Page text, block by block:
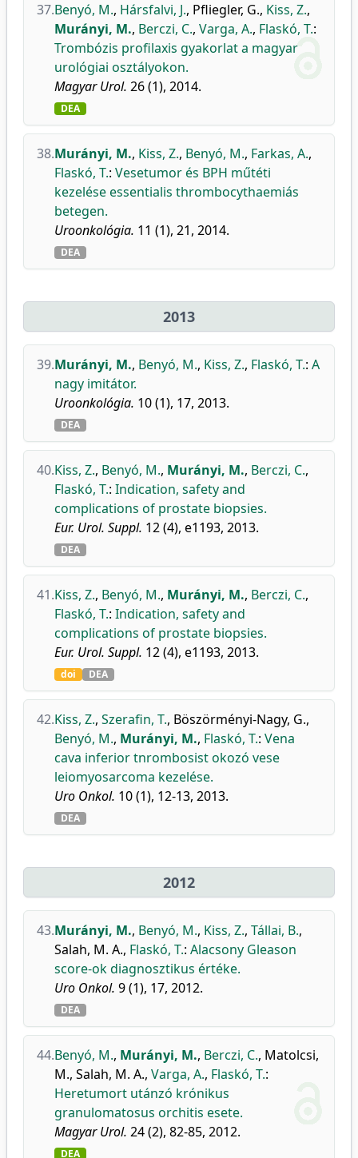
37.Benyó, M., Hársfalvi, J., Pfliegler, G., Kiss, Z.,
Murányi, M., Berczi, C., Varga, A., Flaskó, T.:
Trombózis profilaxis gyakorlat a magyar
urológiai osztályokon.
Magyar Urol. 26 (1), 2014.
DEA
38.Murányi, M., Kiss, Z., Benyó, M., Farkas, A.,
Flaskó, T.: Vesetumor és BPH műtéti
kezelése essentialis thrombocythaemiás
betegen.
Uroonkológia. 11 (1), 21, 2014.
DEA
2013
39.Murányi, M., Benyó, M., Kiss, Z., Flaskó, T.: A
nagy imitátor.
Uroonkológia. 10 (1), 17, 2013.
DEA
40.Kiss, Z., Benyó, M., Murányi, M., Berczi, C.,
Flaskó, T.: Indication, safety and
complications of prostate biopsies.
Eur. Urol. Suppl. 12 (4), e1193, 2013.
DEA
41.Kiss, Z., Benyó, M., Murányi, M., Berczi, C.,
Flaskó, T.: Indication, safety and
complications of prostate biopsies.
Eur. Urol. Suppl. 12 (4), e1193, 2013.
doi DEA
42.Kiss, Z., Szerafin, T., Böszörményi-Nagy, G.,
Benyó, M., Murányi, M., Flaskó, T.: Vena
cava inferior tnrombosist okozó vese
leiomyosarcoma kezelése.
Uro Onkol. 10 (1), 12-13, 2013.
DEA
2012
43.Murányi, M., Benyó, M., Kiss, Z., Tállai, B.,
Salah, M. A., Flaskó, T.: Alacsony Gleason
score-ok diagnosztikus értéke.
Uro Onkol. 9 (1), 17, 2012.
DEA
44.Benyó, M., Murányi, M., Berczi, C., Matolcsi,
M., Salah, M. A., Varga, A., Flaskó, T.:
Heretumort utánzó krónikus
granulomatosus orchitis esete.
Magyar Urol. 24 (2), 82-85, 2012.
DEA